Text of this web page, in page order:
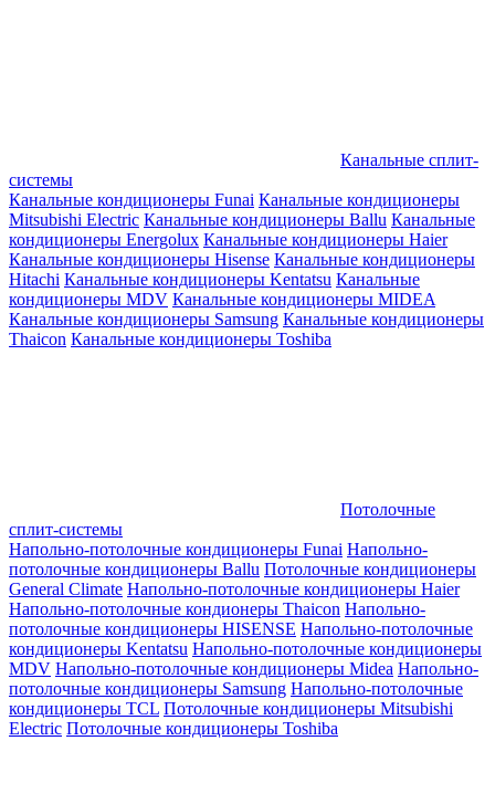
Канальные сплит-
системы
Канальные кондиционеры Funai Канальные кондиционеры
Mitsubishi Electric Канальные кондиционеры Ballu Канальные
кондиционеры Energolux Канальные кондиционеры Haier
Канальные кондиционеры Hisense Канальные кондиционеры
Hitachi Канальные кондиционеры Kentatsu Канальные
кондиционеры MDV Канальные кондиционеры MIDEA
Канальные кондиционеры Samsung Канальные кондиционеры
Thaicon Канальные кондиционеры Toshiba
Потолочные
сплит-системы
Напольно-потолочные кондиционеры Funai Напольно-
потолочные кондиционеры Ballu Потолочные кондиционеры
General Climate Напольно-потолочные кондиционеры Haier
Напольно-потолочные кондионеры Thaicon Напольно-
потолочные кондиционеры HISENSE Напольно-потолочные
кондиционеры Kentatsu Напольно-потолочные кондиционеры
MDV Напольно-потолочные кондиционеры Midea Напольно-
потолочные кондиционеры Samsung Напольно-потолочные
кондиционеры TCL Потолочные кондиционеры Mitsubishi
Electric Потолочные кондиционеры Toshiba